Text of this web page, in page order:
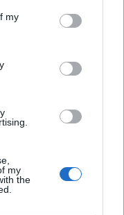
my
my
the
souplesse
pour une
importante
un